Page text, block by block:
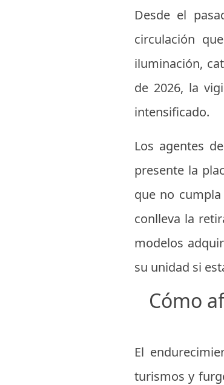
Desde el
circulación
iluminación,
de 2026, la
intensificado.
Los agentes
presente la
que no
conlleva la
modelos
su unidad si
Cómo
El
turismos y